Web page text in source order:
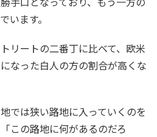
います。
リートの二番丁に比べて、欧米
なった白人の方の割合が高くな
では狭い路地に入っていくのを
この路地に何があるのだろ